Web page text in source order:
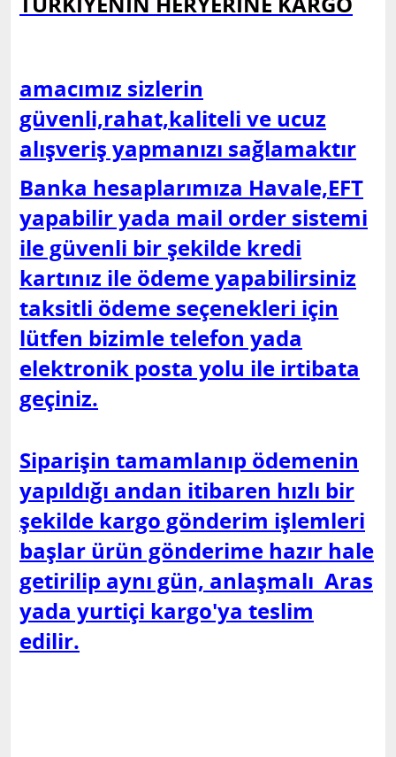
amacımız sizlerin
güvenli,rahat,kaliteli ve ucuz
alışveriş yapmanızı sağlamaktır
Banka hesaplarımıza Havale,EFT
yapabilir yada mail order sistemi
ile güvenli bir şekilde kredi
kartınız ile ödeme yapabilirsiniz
taksitli ödeme seçenekleri için
lütfen bizimle telefon yada
elektronik posta yolu ile irtibata
geçiniz.
Siparişin tamamlanıp ödemenin
yapıldığı andan itibaren hızlı bir
şekilde kargo gönderim işlemleri
başlar ürün gönderime hazır hale
getirilip aynı gün, anlaşmalı Aras
yada yurtiçi kargo'ya teslim
edilir.